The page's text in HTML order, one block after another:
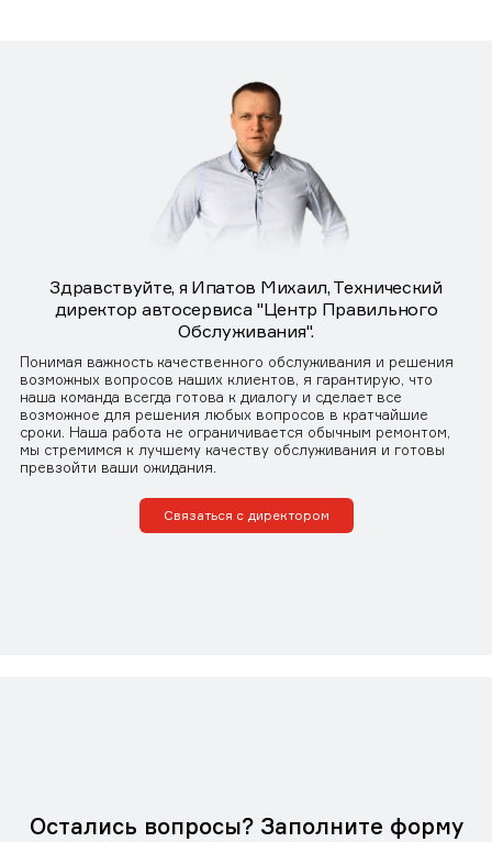
Здравствуйте, я Ипатов Михаил, Технический
директор автосервиса "Центр Правильного
Обслуживания".
Понимая важность качественного обслуживания и решения
возможных вопросов наших клиентов, я гарантирую, что
наша команда всегда готова к диалогу и сделает все
возможное для решения любых вопросов в кратчайшие
сроки. Наша работа не ограничивается обычным ремонтом,
мы стремимся к лучшему качеству обслуживания и готовы
превзойти ваши ожидания.
Связаться с директором
Остались вопросы? Заполните форму